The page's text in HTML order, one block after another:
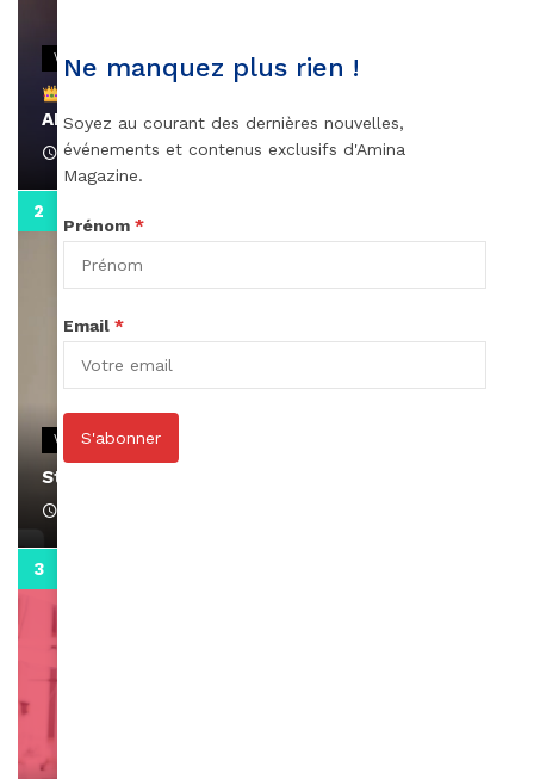
VIDEOS
AMINA, le Magazine de la Femme
April 1, 2022
VIDEOS
Stacy passe un message
Ne manquez plus rien !
Soyez au courant des dernières nouvelles,
événements et contenus exclusifs d'Amina
Magazine.
Prénom *
Email *
S'abonner